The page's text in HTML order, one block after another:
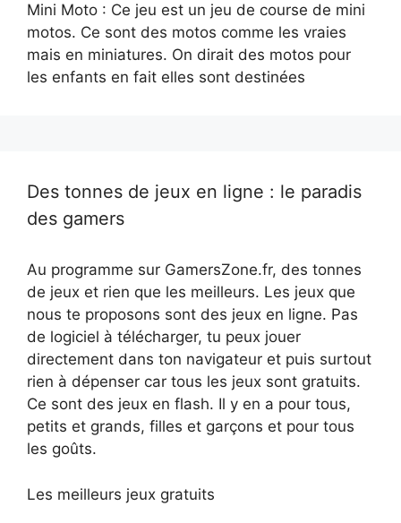
Mini Moto : Ce jeu est un jeu de course de mini
motos. Ce sont des motos comme les vraies
mais en miniatures. On dirait des motos pour
les enfants en fait elles sont destinées
Des tonnes de jeux en ligne : le paradis
des gamers
Au programme sur GamersZone.fr, des tonnes
de jeux et rien que les meilleurs. Les jeux que
nous te proposons sont des jeux en ligne. Pas
de logiciel à télécharger, tu peux jouer
directement dans ton navigateur et puis surtout
rien à dépenser car tous les jeux sont gratuits.
Ce sont des jeux en flash. Il y en a pour tous,
petits et grands, filles et garçons et pour tous
les goûts.
Les meilleurs jeux gratuits